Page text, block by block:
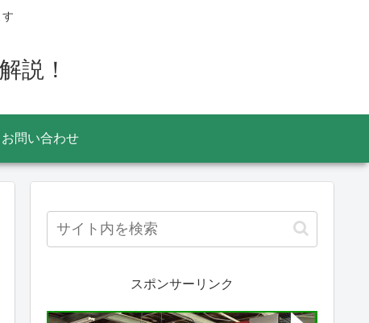
説！
お問い合わせ
スポンサーリンク